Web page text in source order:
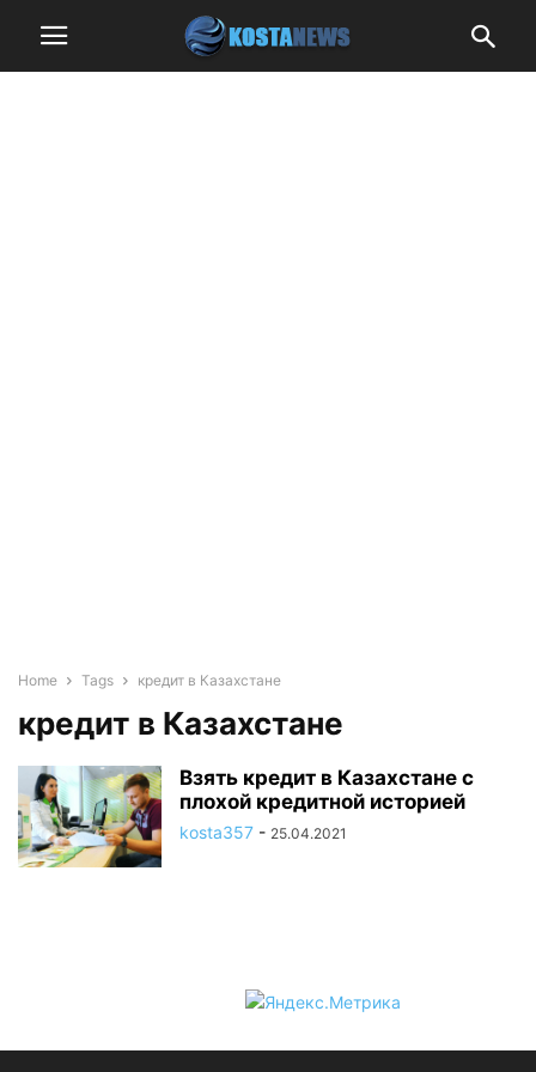
Home Tags кредит в Казахстане
кредит в Казахстане
Взять кредит в Казахстане с
плохой кредитной историей
kosta357 - 25.04.2021